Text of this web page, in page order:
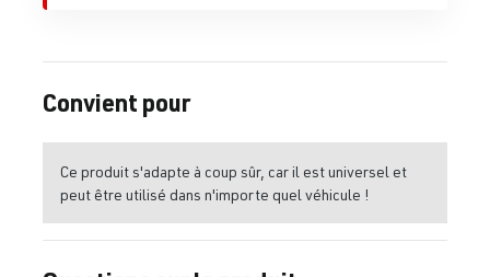
Convient pour
Ce produit s'adapte à coup sûr, car il est universel et
peut être utilisé dans n'importe quel véhicule !